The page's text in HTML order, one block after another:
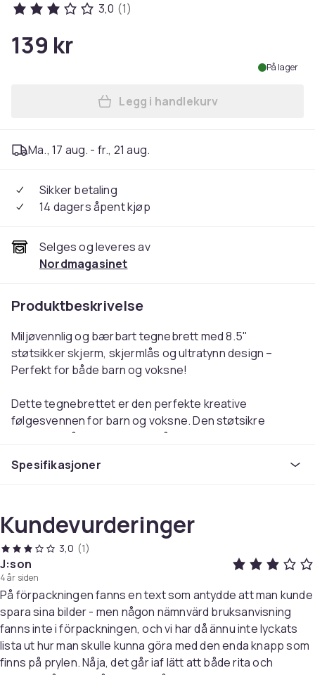
3,0 (1)
139 kr
På lager
Legg Tegnebrett for Barn /
Legg i handlekurv
Ma., 17 aug. - fr., 21 aug.
Sikker betaling
14 dagers åpent kjøp
Selges og leveres av
Nordmagasinet
Produktbeskrivelse
Miljøvennlig og bærbart tegnebrett med 8.5"
støtsikker skjerm, skjermlås og ultratynn design –
Perfekt for både barn og voksne!
Dette tegnebrettet er den perfekte kreative
følgesvennen for barn og voksne. Den støtsikre
skjermen på 8.5 tommer er både sikker og holdbar, noe
være den trykkfølsomme skjermen reagerer den på
beskytte miljøet.
Bruk den medfølgende pennen eller et hvilket som helst
objekt for å lage bilder og notater. Med en praktisk
holder for pennen og en skjermlåsfunksjon kan du
bevare viktige notater uten risiko for utilsiktet sletting.
Den ultratynne designen gjør at den enkelt får plass i
vesken din. Perfekt for kontoret, skolen eller for barn
som elsker å tegne. Slipp løs kreativiteten din med et
Spesifikasjoner
Kundevurderinger
3,0 (1)
J:son
4 år siden
På förpackningen fanns en text som antydde att man kunde
spara sina bilder - men någon nämnvärd bruksanvisning
fanns inte i förpackningen, och vi har då ännu inte lyckats
lista ut hur man skulle kunna göra med den enda knapp som
finns på prylen. Nåja, det går iaf lätt att både rita och